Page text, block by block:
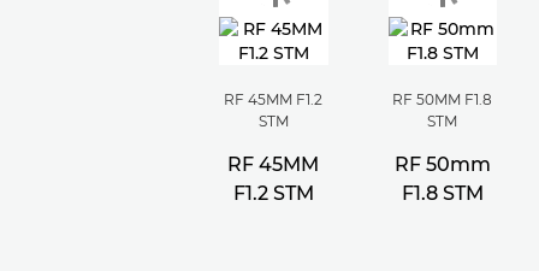
RF 45MM F1.2
STM
RF 45MM
F1.2 STM
RF 50MM F1.8
STM
RF 50mm
F1.8 STM